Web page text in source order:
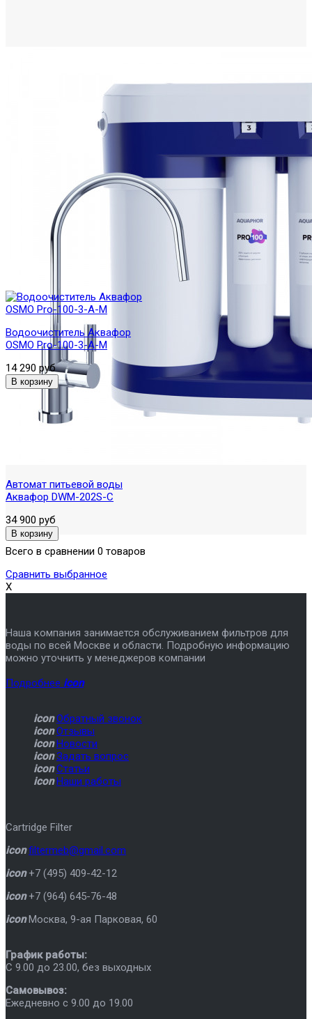
Автомат питьевой воды
Аквафор DWM-202S-C
34 900 руб
Водоочиститель Аквафор
OSMO Pro-100-3-А-М
14 290 руб
Всего в сравнении 0 товаров
Сравнить выбранное
X
Наша компания занимается обслуживанием фильтров для
воды по всей Москве и области. Подробную информацию
можно уточнить у менеджеров компании
Подробнее icon
icon Обратный звонок
icon Отзывы
icon Новости
icon Задать вопрос
icon Статьи
icon Наши работы
Cartridge Filter
icon filtermeb@gmail.com
icon +7 (495) 409-42-12
icon +7 (964) 645-76-48
icon Москва, 9-ая Парковая, 60
График работы:
C 9.00 до 23.00, без выходных
Самовывоз:
Ежедневно с 9.00 до 19.00